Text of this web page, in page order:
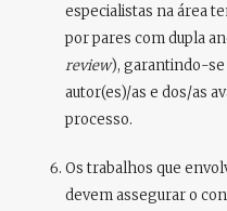
especialistas na área
por pares com dupla
review), garantindo-
autor(es)/as e dos/as
processo.
Os trabalhos que
devem assegurar o